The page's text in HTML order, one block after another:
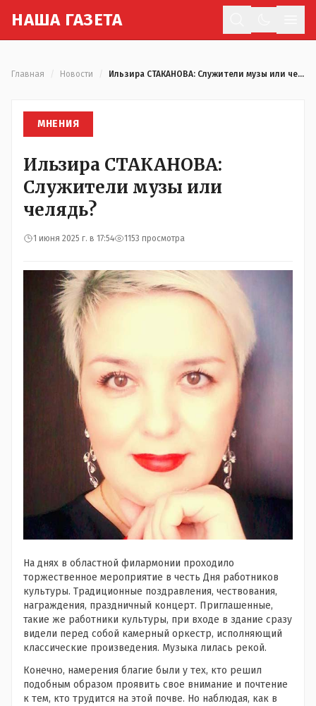
НАША ГАЗЕТА
Главная Новости Ильзира СТАКАНОВА: Служители музы или челядь?
МНЕНИЯ
Ильзира СТАКАНОВА:
Служители музы или
челядь?
1 июня 2025 г. в 17:54 1153 просмотра
На днях в областной филармонии проходило
торжественное мероприятие в честь Дня работников
культуры. Традиционные поздравления, чествования,
награждения, праздничный концерт. Приглашенные,
такие же работники культуры, при входе в здание сразу
видели перед собой камерный оркестр, исполняющий
классические произведения. Музыка лилась рекой.
Конечно, намерения благие были у тех, кто решил
подобным образом проявить свое внимание и почтение
к тем, кто трудится на этой почве. Но наблюдая, как в